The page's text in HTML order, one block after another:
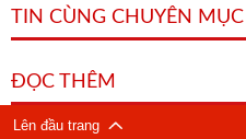
TIN CÙNG CHUYÊN MỤC
ĐỌC THÊM
Lên đầu trang